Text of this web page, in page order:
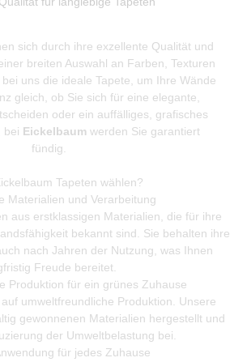
sich durch ihre exzellente Qualität und
breiten Auswahl an Farben, Texturen
uns die ideale Tapete, um Ihre Wände
gleich, ob Sie sich für eine elegante,
oder ein auffälliges, grafisches
bei Eickelbaum werden Sie garantiert
fündig.
Tapeten wählen?
Materialien und Verarbeitung
aus erstklassigen Materialien, die für ihre
bekannt sind. Sie behalten ihre
nach Jahren der Nutzung, was Ihnen
Freude bereitet.
Produktion für ein grünes Zuhause
umweltfreundliche Produktion. Unsere
gewonnenen Materialien hergestellt und
der Umweltbelastung bei.
für jedes Zuhause